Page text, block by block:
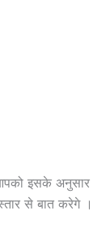
इसके अनुसार
से बात करेगे ।